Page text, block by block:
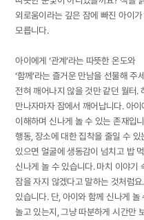
외로움이라는 깊은 잠에 빠진 아이
모릅니다.
아이에게 ‘관계’라는 따뜻한 온도와
‘함께’라는 즐거운 만남을 선물해 주
전혀 깨어나지 않을 것만 같던 월터.
만나자마자 잠에서 깨어납니다. 아
이해하며 신나게 놀 수 있는 존재입
행동, 장소에 대한 집착을 줄일 수
있으면 얼굴에 생동감이 넘치고 밥
신나게 놀 수 있습니다. 마치 이야기
잠을 자지 않겠다고 말하는 것처럼
있습니다. 단, 아이와 함께 신나게
놀고 있는지, 그냥 따분하게 시간만